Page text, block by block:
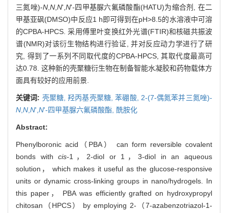
三氮唑)-N,N,N',N'-四甲基脲六氟磷酸酯(HATU)为缩合剂, 在二
甲基亚砜(DMSO)中反应1 h即可得到在pH>8.5的水溶液中可溶
的CPBA-HPCS. 采用傅里叶变换红外光谱(FTIR)和核磁共振波
谱(NMR)对该衍生物结构进行验证, 并对反应动力学进行了研
究, 得到了一系列不同取代度的CPBA-HPCS, 其取代度最高可
达0.78. 这种新的壳聚糖衍生物在制备智能水凝胶和药物载体方
面具有较好的应用前景.
关键词: 壳聚糖,羟丙基壳聚糖,苯硼酸, 2-(7-偶氮苯并三氮唑)-
N,N,N',N'-四甲基脲六氟磷酸酯, 酰胺化
Abstract:
Phenylboronic acid（PBA） can form reversible covalent
bonds withcis-1，2-diol or 1，3-diol in an aqueous
solution， which makes it useful as the glucose-responsive
units or dynamic cross-linking groups in nano/hydrogels. In
this paper， PBA was efficiently grafted on hydroxypropyl
chitosan（HPCS） by employing 2-（7-azabenzotriazol-1-